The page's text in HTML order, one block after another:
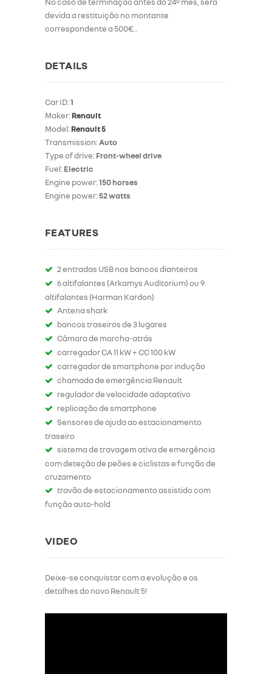
devida a restituição no montante
correspondente a 500€..
DETAILS
Car ID:1
Maker: Renault
Model: Renault 5
Transmission:Auto
Type of drive: Front-wheel drive
Fuel: Electric
Engine power:150 horses
Engine power:52 watts
FEATURES
2 entradas USB nos bancos dianteiros
6 altifalantes (Arkamys Auditorium) ou 9
altifalantes (Harman Kardon)
Antena shark
bancos traseiros de 3 lugares
Câmara de marcha-atrás
carregador CA 11 kW + CC 100 kW
carregador de smartphone por indução
chamada de emergência Renault
regulador de velocidade adaptativo
replicação de smartphone
Sensores de ajuda ao estacionamento
traseiro
sistema de travagem ativa de emergência
com deteção de peões e ciclistas e função de
cruzamento
travão de estacionamento assistido com
função auto-hold
VIDEO
Deixe-se conquistar com a evolução e os
detalhes do novo Renault 5!